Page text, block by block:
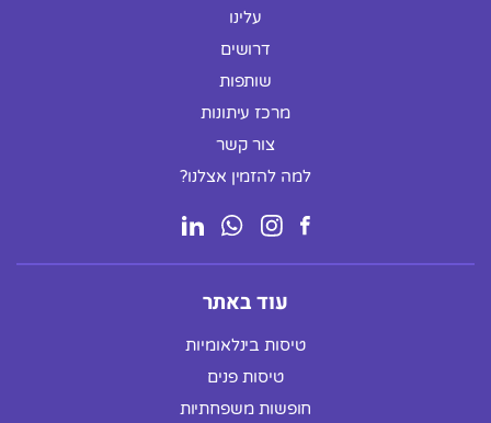
עלינו
דרושים
שותפות
מרכז עיתונות
צור קשר
למה להזמין אצלנו?
עוד באתר
טיסות בינלאומיות
טיסות פנים
חופשות משפחתיות